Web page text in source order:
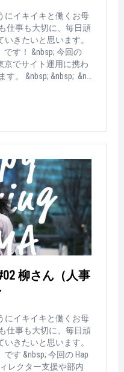
にイキイキと働くお母
きたいと思います。
です！ &nbsp; 今回の
京でサイト運用に携わ
を使いながら18:00ぐ
わる全般に携わってい
も、働き続ける選択を
のサービスが好きだか
さんも仕事に理解があ
は頭になかったです。
、つらかった時期
。これまでの仕事の
、パンクしまし
足りない。睡眠時間を
。あのときは、周囲の
りませんでした。 &n
て乗り越えた？ 部署
い方を見直すよい機会
る、だった仕事のスタ
を学びました。 何で
恵まれたのも大きかっ
しいです。 &nbsp; &
柳さん（人事
にイキイキと働くお母
きたいと思います。
です &nbsp; 今回の Hap
レクター支援や部内